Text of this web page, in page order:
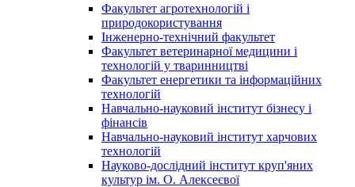
Факультет агротехнологій і
природокористування
Інженерно-технічний факультет
Факультет ветеринарної медицини і
технологій у тваринництві
Факультет енергетики та інформаційних
технологій
Навчально-науковий інститут бізнесу і
фінансів
Навчально-науковий інститут харчових
технологій
Науково-дослідний інститут круп'яних
культур ім. О. Алексеєвої